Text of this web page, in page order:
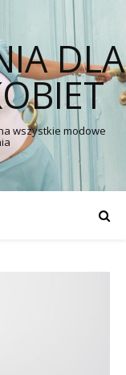
DLA
wszystkie modowe